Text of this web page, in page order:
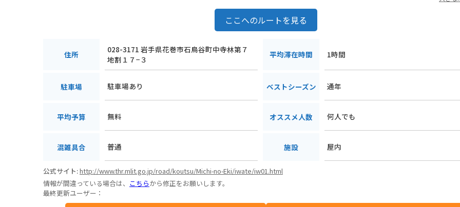
ここへのルートを見る
住所
028-3171 岩手県花巻市石鳥谷町中寺林第７
地割１７−３
平均滞在時間 1時間
駐車場 駐車場あり ベストシーズン 通年
平均予算 無料 オススメ人数 何人でも
混雑具合 普通 施設 屋内
公式サイト:http://www.thr.mlit.go.jp/road/koutsu/Michi-no-Eki/iwate/iw01.html
情報が間違っている場合は、 こちらから修正をお願いします。
最終更新ユーザー：